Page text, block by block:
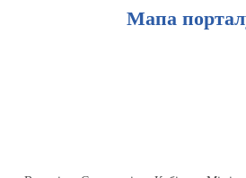
Мапа